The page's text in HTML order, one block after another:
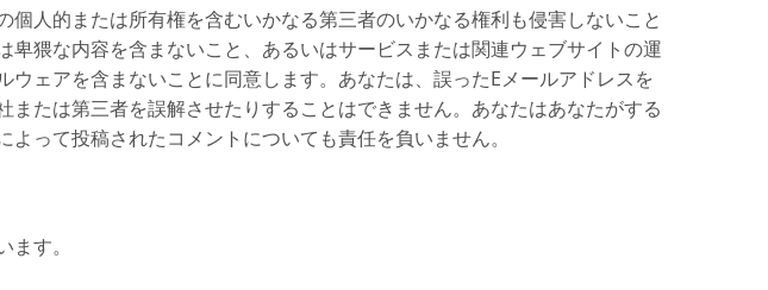
人的または所有権を含むいかなる第三者のいかなる権利も侵害しないこと
猥な内容を含まないこと、あるいはサービスまたは関連ウェブサイトの運
ェアを含まないことに同意します。あなたは、誤ったEメールアドレスを
たは第三者を誤解させたりすることはできません。あなたはあなたがする
って投稿されたコメントについても責任を負いません。
す。